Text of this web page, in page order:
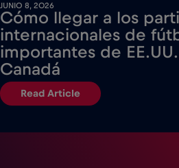
JUNIO 8, 2026
Cómo llegar a los
internacionales de
importantes de
Canadá
Read Article